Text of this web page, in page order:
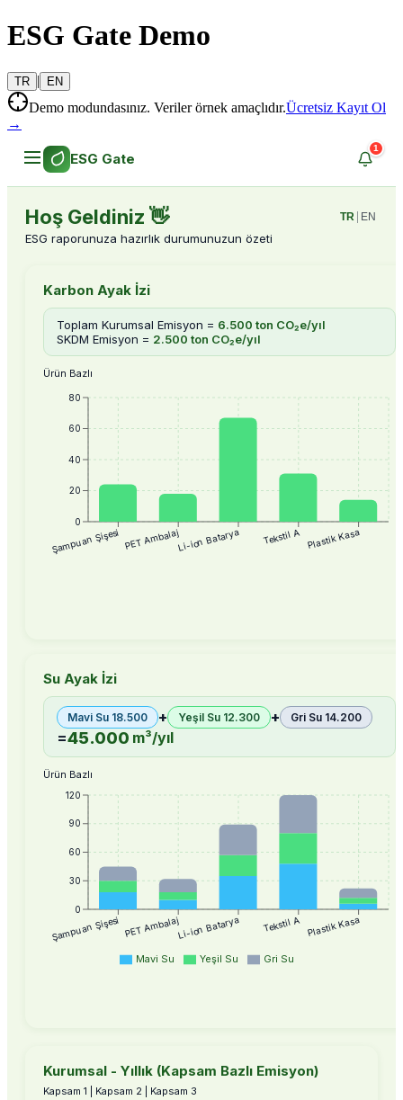
ESG Gate Demo
TR | EN
Demo modundasınız. Veriler örnek amaçlıdır.Ücretsiz Kayıt Ol
→
ESG Gate
1
Hoş Geldiniz 👋 TR EN
ESG raporunuza hazırlık durumunuzun özeti
Karbon Ayak İzi
Toplam Kurumsal Emisyon = 6.500 ton CO₂e/yıl
SKDM Emisyon = 2.500 ton CO₂e/yıl
Ürün Bazlı
Şampuan Şişesi PET AmbalajLi-ion Batarya Tekstil A Plastik Kasa
0
20
40
60
80
Su Ayak İzi
Mavi Su 18.500 + Yeşil Su 12.300 + Gri Su 14.200
=45.000 m³/yıl
Ürün Bazlı
Şampuan Şişesi PET AmbalajLi-ion Batarya Tekstil A Plastik Kasa
0
30
60
90
120
Mavi Su Yeşil Su Gri Su
Kurumsal - Yıllık (Kapsam Bazlı Emisyon)
Kapsam 1 | Kapsam 2 | Kapsam 3